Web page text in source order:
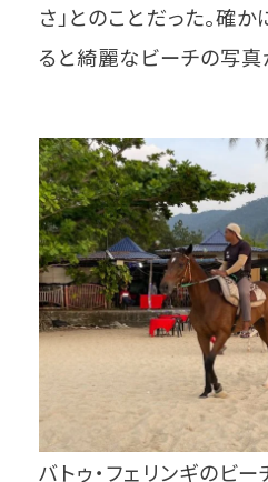
さ」とのことだった。確
ると綺麗なビーチの写真
バトゥ・フェリンギのビ